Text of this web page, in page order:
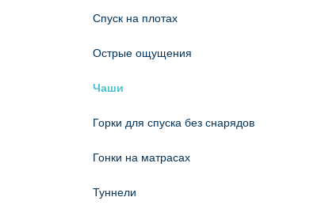
Спуск на плотах
Острые ощущения
Чаши
Горки для спуска без снарядов
Гонки на матрасах
Туннели